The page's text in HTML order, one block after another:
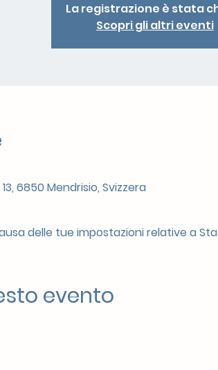
La registrazione è stata
Scopri gli altri eventi
6850 Mendrisio, Svizzera
delle tue impostazioni relative a
evento